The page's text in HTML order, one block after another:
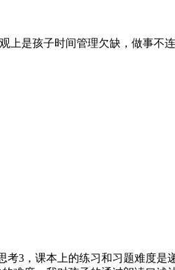
上是孩子时间管理欠缺，做事不
3，课本上的练习和习题难度是